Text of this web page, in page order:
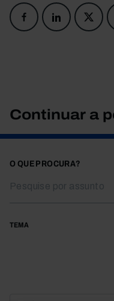
Continuar a
O QUE PROCURA?
TEMA